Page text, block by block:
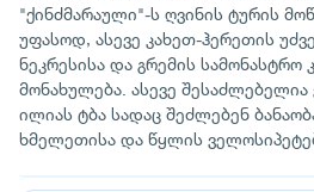
"ქინძმარაული"-ს ღვინის ტურის
უფასოდ, ასევე კახეთ-ჰერეთის
ნეკრესისა და გრემის სამონასტრო
მონახულება. ასევე
ილიას ტბა სადაც შეძლებენ
ხმელეთისა და წყლის